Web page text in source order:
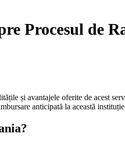
Procesul de
și avantajele oferite de acest
anticipată la această